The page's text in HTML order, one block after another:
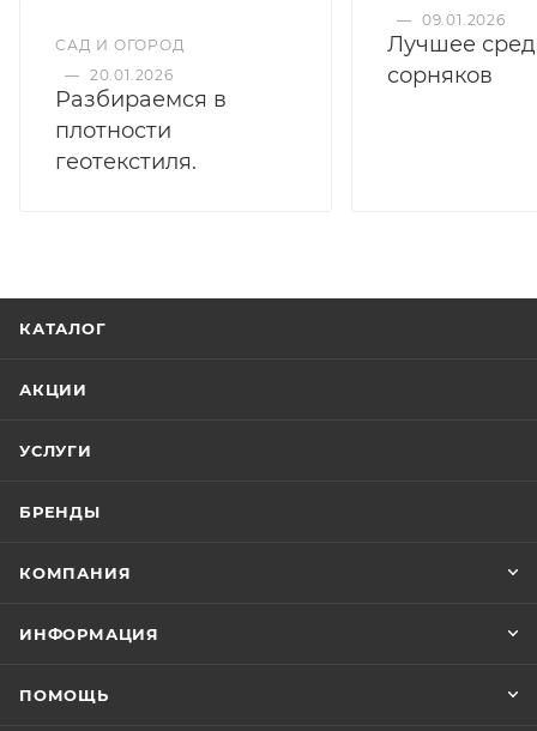
САД И ОГОРОД
— 20.01.2026
Разбираемся в
плотности
геотекстиля.
— 09.01.2026
Лучшее
сорняков
КАТАЛОГ
АКЦИИ
УСЛУГИ
БРЕНДЫ
КОМПАНИЯ
ИНФОРМАЦИЯ
ПОМОЩЬ